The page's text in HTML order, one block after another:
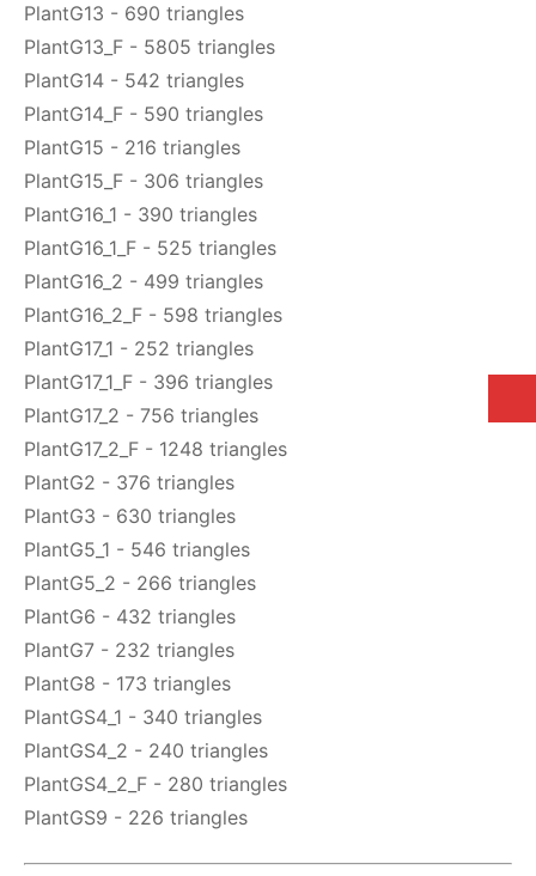
PlantG13 - 690 triangles
PlantG13_F - 5805 triangles
PlantG14 - 542 triangles
PlantG14_F - 590 triangles
PlantG15 - 216 triangles
PlantG15_F - 306 triangles
PlantG16_1 - 390 triangles
PlantG16_1_F - 525 triangles
PlantG16_2 - 499 triangles
PlantG16_2_F - 598 triangles
PlantG17_1 - 252 triangles
PlantG17_1_F - 396 triangles
PlantG17_2 - 756 triangles
PlantG17_2_F - 1248 triangles
PlantG2 - 376 triangles
PlantG3 - 630 triangles
PlantG5_1 - 546 triangles
PlantG5_2 - 266 triangles
PlantG6 - 432 triangles
PlantG7 - 232 triangles
PlantG8 - 173 triangles
PlantGS4_1 - 340 triangles
PlantGS4_2 - 240 triangles
PlantGS4_2_F - 280 triangles
PlantGS9 - 226 triangles